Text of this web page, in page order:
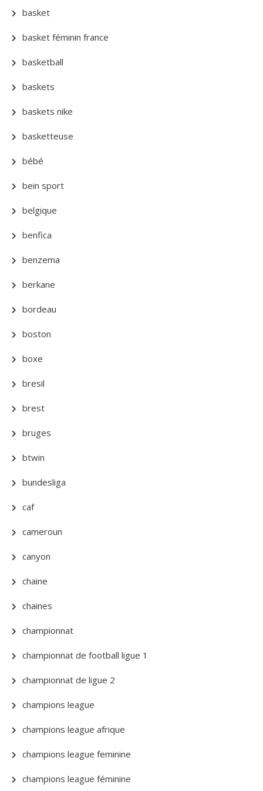
basket
basket féminin france
basketball
baskets
baskets nike
basketteuse
bébé
bein sport
belgique
benfica
benzema
berkane
bordeau
boston
boxe
bresil
brest
bruges
btwin
bundesliga
caf
cameroun
canyon
chaine
chaines
championnat
championnat de football ligue 1
championnat de ligue 2
champions league
champions league afrique
champions league feminine
champions league féminine